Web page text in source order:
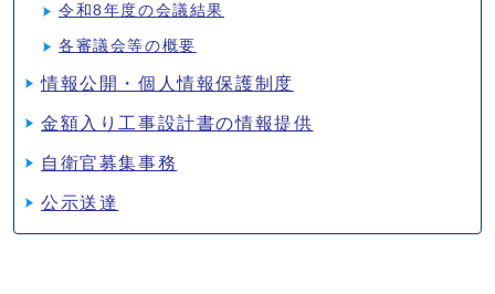
令和8年度の会議結果
各審議会等の概要
情報公開・個人情報保護制度
金額入り工事設計書の情報提供
自衛官募集事務
公示送達